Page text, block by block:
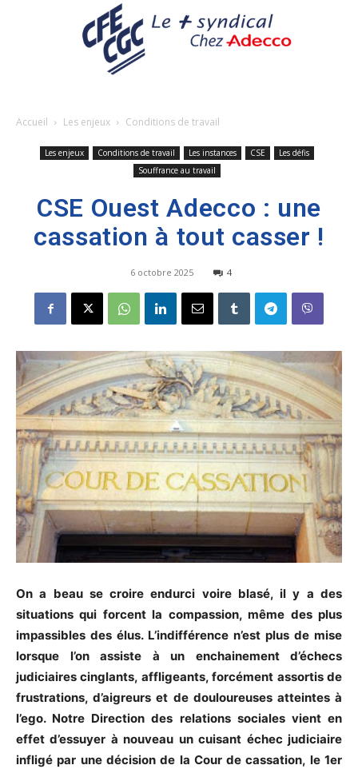
Accueil Les enjeux Conditions de travail
Les enjeux Conditions de travail Les instances CSE
Les défis
Souffrance au travail
CSE Ouest Adecco : une
cassation à tout casser !
6 octobre 2025 4
On a beau se croire endurci voire blasé, il y a des
situations qui forcent la compassion, même des plus
impassibles des élus. L’indifférence n’est plus de mise
lorsque l’on assiste à un enchainement d’échecs
judiciaires cinglants, affligeants, forcément assortis de
frustrations, d’aigreurs et de douloureuses atteintes à
l’ego. Notre Direction des relations sociales vient en
effet d’essuyer à nouveau un cuisant échec judiciaire
infligé par une décision de la Cour de cassation, le 1er